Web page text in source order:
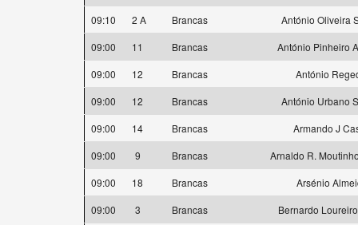
09:10
2 A Brancas
António Oliveira
09:00
11 Brancas
António Pinheiro
09:00
12 Brancas
António
09:00
12 Brancas
António Urbano
09:00
14 Brancas
Armando J
09:00
9 Brancas
Arnaldo R.
09:00
18 Brancas
Arsénio
09:00
3 Brancas
Bernardo